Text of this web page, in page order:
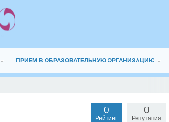
ПРИЕМ В ОБРАЗОВАТЕЛЬНУЮ ОРГАНИЗАЦИЮ
0
Репутация
0
Рейтинг